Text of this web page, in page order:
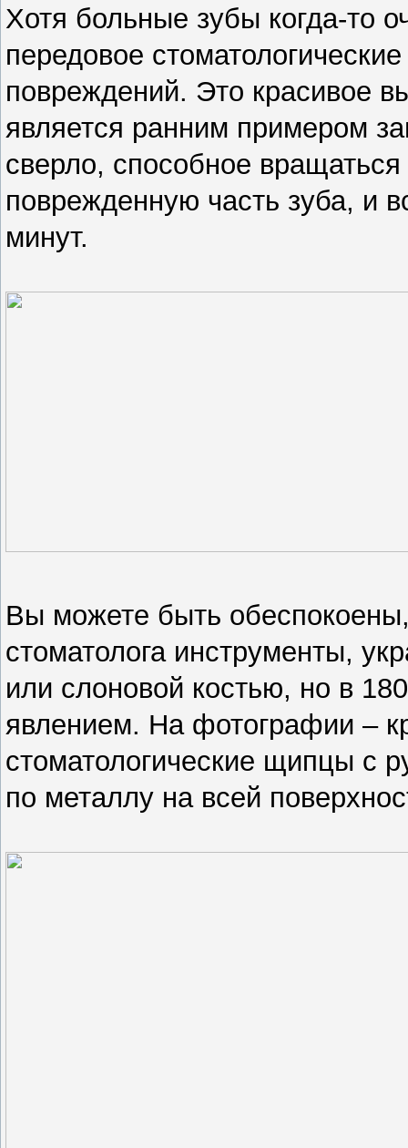
Хотя больные зубы когда-то
передовое
повреждений. Это красивое
является ранним примером
сверло, способное
поврежденную часть зуба, и
минут.
Вы можете быть
стоматолога инструменты,
или слоновой костью, но в
явлением. На фотографии –
стоматологические щипцы с
по металлу на всей